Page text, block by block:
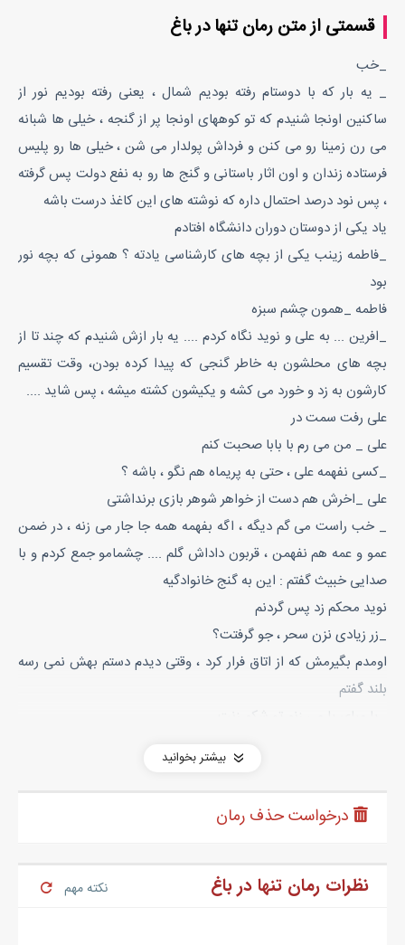
قسمتی از متن رمان تنها در باغ
_خب
_ یه بار که با دوستام رفته بودیم شمال ، یعنی رفته بودیم نور از
ساکنین اونجا شنیدم که تو کوههای اونجا پر از گنجه ، خیلی ها شبانه
می رن زمینا رو می کنن و فرداش پولدار می شن ، خیلی ها رو پلیس
فرستاده زندان و اون اثار باستانی و گنج ها رو به نفع دولت پس گرفته
، پس نود درصد احتمال داره که نوشته های این کاغذ درست باشه
یاد یکی از دوستان دوران دانشگاه افتادم
_فاطمه زینب یکی از بچه های کارشناسی یادته ؟ همونی که بچه نور
بود
فاطمه _همون چشم سبزه
_افرین ... به علی و نوید نگاه کردم .... یه بار ازش شنیدم که چند تا از
بچه های محلشون به خاطر گنجی که پیدا کرده بودن، وقت تقسیم
کارشون به زد و خورد می کشه و یکیشون کشته میشه ، پس شاید ....
علی رفت سمت در
علی _ من می رم با بابا صحبت کنم
_کسی نفهمه علی ، حتی به پریماه هم نگو ، باشه ؟
علی _اخرش هم دست از خواهر شوهر بازی برنداشتی
_ خب راست می گم دیگه ، اگه بفهمه همه جا جار می زنه ، در ضمن
عمو و عمه هم نفهمن ، قربون داداش گلم .... چشمامو جمع کردم و با
صدایی خبیث گفتم : این به گنج خانوادگیه
نوید محکم زد پس گردنم
_زر زیادی نزن سحر ، جو گرفتت؟
اومدم بگیرمش که از اتاق فرار کرد ، وقتی دیدم دستم بهش نمی رسه
بلند گفتم
_باید حالشو بگیرم ... دوباره بلند گفتم ... چی شد جناب پدر؟
_به جون سحر زدی نزدی
بیشتر بخوانید
نظرات رمان تنها در باغ نکته مهم